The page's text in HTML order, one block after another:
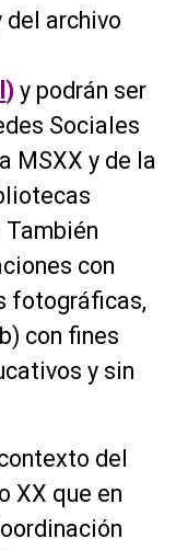
archivo
) y podrán ser
Sociales
MSXX y de la
También
con
fotográficas,
con fines
y sin
del
XX que en